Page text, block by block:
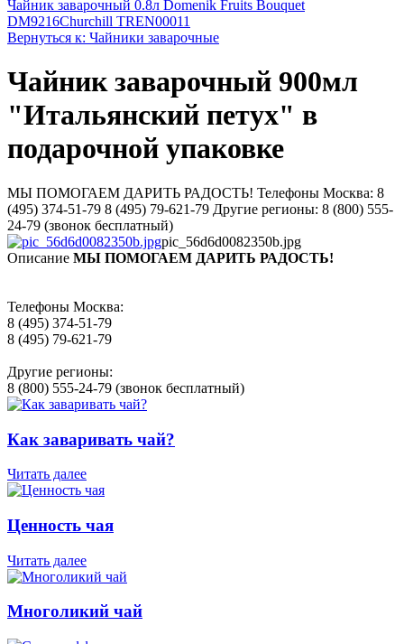
Чайник заварочный 0.8л Domenik Fruits Bouquet
DM9216Churchill TREN00011
Вернуться к: Чайники заварочные
Чайник заварочный 900мл
"Итальянский петух" в
подарочной упаковке
МЫ ПОМОГАЕМ ДАРИТЬ РАДОСТЬ! Телефоны Москва: 8
(495) 374-51-79 8 (495) 79-621-79 Другие регионы: 8 (800) 555-
24-79 (звонок бесплатный)
pic_56d6d0082350b.jpg
Описание МЫ ПОМОГАЕМ ДАРИТЬ РАДОСТЬ!
Телефоны Москва:
8 (495) 374-51-79
8 (495) 79-621-79
Другие регионы:
8 (800) 555-24-79 (звонок бесплатный)
Как заваривать чай?
Читать далее
Ценность чая
Читать далее
Многоликий чай